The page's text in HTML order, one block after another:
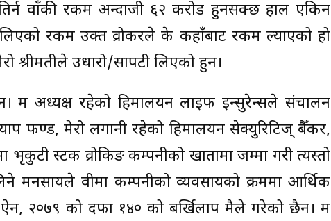
वाँकी रकम अन्दाजी ६२ करोड हुनसक्छ हाल एकिन
लिएको रकम उक्त व्रोकरले के कहाँबाट रकम ल्याएको हो
श्रीमतीले उधारो/सापटी लिएको हुन।
म अध्यक्ष रहेको हिमालयन लाइफ इन्सुरेन्सले संचालन
फण्ड, मेरो लगानी रहेको हिमालयन सेक्युरिटिज् बैँकर,
स्टक व्रोकिङ कम्पनीको खातामा जम्मा गरी त्यस्तो
मनसायले वीमा कम्पनीको व्यवसायको क्रममा आर्थिक
ऐन, २०७९ को दफा १४० को बर्खिलाप मैले गरेको छैन। म